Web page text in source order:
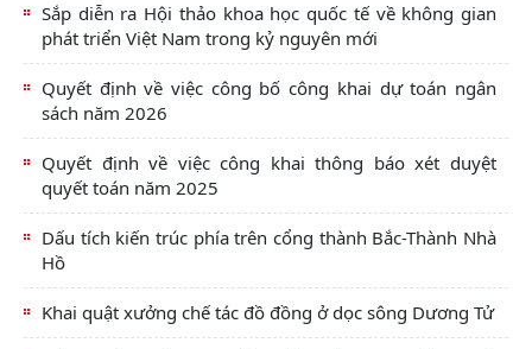
Sắp diễn ra Hội thảo khoa học quốc tế về không gian
phát triển Việt Nam trong kỷ nguyên mới
Quyết định về việc công bố công khai dự toán ngân
sách năm 2026
Quyết định về việc công khai thông báo xét duyệt
quyết toán năm 2025
Dấu tích kiến trúc phía trên cổng thành Bắc-Thành Nhà
Hồ
Khai quật xưởng chế tác đồ đồng ở dọc sông Dương Tử